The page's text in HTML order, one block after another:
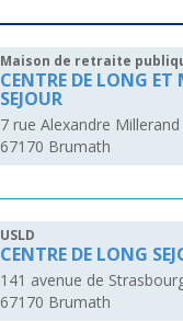
Maison de retraite
CENTRE DE LONG ET
SEJOUR
7 rue Alexandre Millerand
67170 Brumath
USLD
CENTRE DE LONG
141 avenue de
67170 Brumath